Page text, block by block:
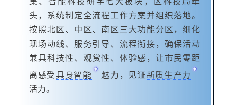
头，系统制定全流程工作方案并组织落地。
按照北区、中区、南区三大功能分区，细化
现场动线、服务引导、流程衔接，确保活动
兼具科技性、观赏性、体验感，让市民零距
离感受具身智能 魅力，见证新质生产力
活力。